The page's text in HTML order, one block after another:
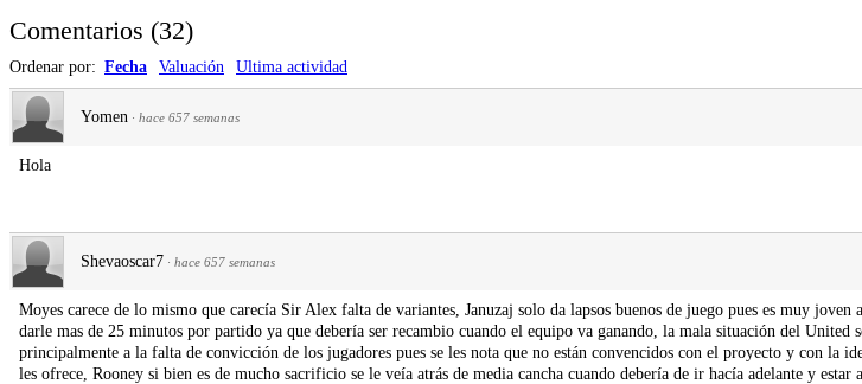
Comentarios (32)
Ordenar por: Fecha Valuación Ultima actividad
Yomen · hace 657 semanas
Hola
Shevaoscar7 · hace 657 semanas
Moyes carece de lo mismo que carecía Sir Alex falta de variantes, Januzaj solo da lapsos buenos de juego pues es muy joven
darle mas de 25 minutos por partido ya que debería ser recambio cuando el equipo va ganando, la mala situación del United
principalmente a la falta de convicción de los jugadores pues se les nota que no están convencidos con el proyecto y con la
les ofrece, Rooney si bien es de mucho sacrificio se le veía atrás de media cancha cuando debería de ir hacía adelante y estar